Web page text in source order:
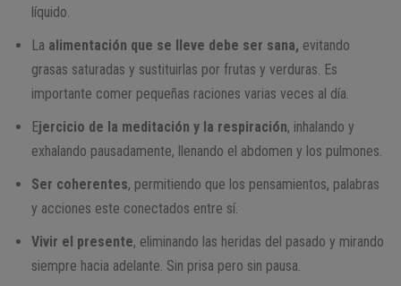
líquido.
La alimentación que se lleve debe ser sana, evitando
grasas saturadas y sustituirlas por frutas y verduras. Es
importante comer pequeñas raciones varias veces al día.
Ejercicio de la meditación y la respiración, inhalando y
exhalando pausadamente, llenando el abdomen y los pulmones.
Ser coherentes, permitiendo que los pensamientos, palabras
y acciones este conectados entre sí.
Vivir el presente, eliminando las heridas del pasado y mirando
siempre hacia adelante. Sin prisa pero sin pausa.